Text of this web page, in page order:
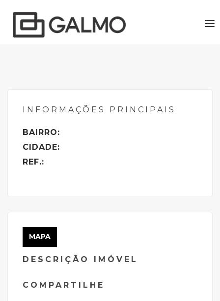
INFORMAÇÕES PRINCIPAIS
BAIRRO:
CIDADE:
REF.:
MAPA
DESCRIÇÃO IMÓVEL
COMPARTILHE